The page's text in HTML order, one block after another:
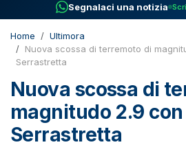
Segnalaci una notizia
Home
Ultimora
Nuova scossa di terremoto di
Serrastretta
Nuova scossa di
magnitudo 2.9
Serrastretta